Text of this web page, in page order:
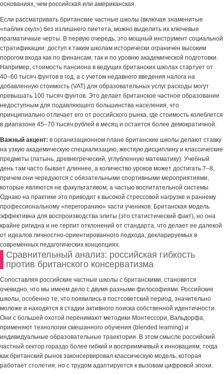
основаниях, чем российская или американская.
Если рассматривать британские частные школы (включая знаменитые
«паблик скул») без излишнего пиетета, можно выделить их ключевые
прагматичные черты. В первую очередь, это мощный инструмент социальной
стратификации: доступ к таким школам исторически ограничен высоким
порогом входа как по финансам, так и по уровню академической подготовки.
Например, стоимость пансиона в ведущих британских школах стартует от
40–60 тысяч фунтов в год, а с учетом недавнего введения налога на
добавленную стоимость (VAT) для образовательных услуг расходы могут
превышать 100 тысяч фунтов. Это делает британское частное образование
недоступным для подавляющего большинства населения, что
принципиально отличает его от российского рынка, где стоимость колеблется
в диапазоне 45–70 тысяч рублей в месяц и остается более демократичной.
Важный акцент: в организационном плане британские школы делают ставку
на узкую академическую специализацию, жесткую дисциплину и классические
предметы (латынь, древнегреческий, углубленную математику). Учебный
день там часто бывает длиннее, а количество уроков может достигать 7–8,
причем они чередуются с обязательными спортивными мероприятиями,
которые являются не факультативом, а частью воспитательной системы.
Однако на практике это приводит к высокой стрессовой нагрузке и раннему
профессиональному «перегоранию» части учеников. Британская модель
эффективна для воспроизводства элиты (это статистический факт), но она
крайне ригидна и не терпит отклонений от стандарта, что делает ее далекой
от идеалов личностно-ориентированного подхода, декларируемых в
современных педагогических концепциях.
Сравнительный анализ: российская гибкость
против британского консерватизма
Сопоставляя российские частные школы с британскими, становится
очевидно, что мы имеем дело с двумя разными философиями. Российские
школы, особенно те, что появились в постсоветский период, значительно
моложе и находятся в стадии активного поиска собственной идентичности.
Они с большей охотой перенимают методики Монтессори, Вальдорфа,
применяют технологии смешанного обучения (blended learning) и
индивидуальные образовательные траектории. В этом смысле российский
частный сектор гораздо более гибкий и восприимчивый к инновациям, тогда
как британский рынок законсервировал классическую модель, которая
работает столетия, но с трудом адаптируется к вызовам цифровой эпохи.